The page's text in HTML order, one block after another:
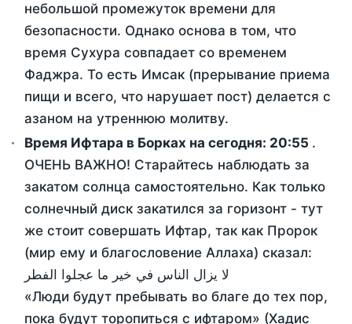
небольшой промежуток времени для
безопасности. Однако основа в том, что
время Сухура совпадает со временем
Фаджра. То есть Имсак (прерывание приема
пищи и всего, что нарушает пост) делается с
азаном на утреннюю молитву.
Время Ифтара в Борках на сегодня: 20:55 .
ОЧЕНЬ ВАЖНО! Старайтесь наблюдать за
закатом солнца самостоятельно. Как только
солнечный диск закатился за горизонт - тут
же стоит совершать Ифтар, так как Пророк
(мир ему и благословение Аллаха) сказал:
لا يزال الناس في خير ما عجلوا الفطر
«Люди будут пребывать во благе до тех пор,
пока будут торопиться с ифтаром» (Хадис